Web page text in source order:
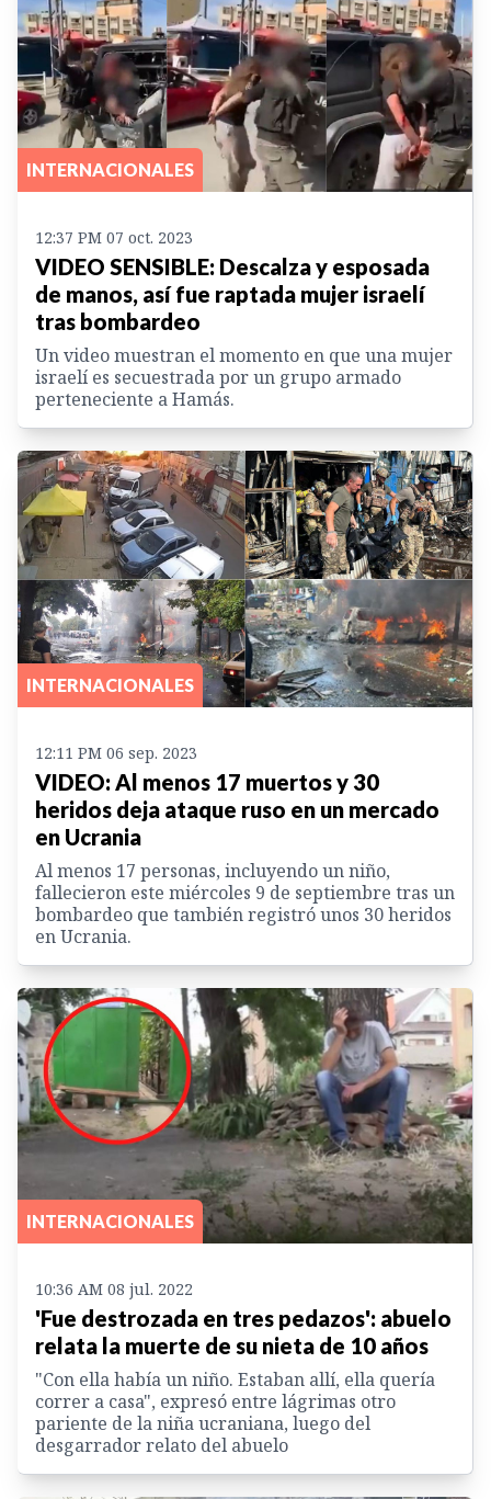
INTERNACIONALES
12:37 PM 07 oct. 2023
VIDEO SENSIBLE: Descalza y esposada
de manos, así fue raptada mujer israelí
tras bombardeo
Un video muestran el momento en que una mujer
israelí es secuestrada por un grupo armado
perteneciente a Hamás.
INTERNACIONALES
12:11 PM 06 sep. 2023
VIDEO: Al menos 17 muertos y 30
heridos deja ataque ruso en un mercado
en Ucrania
Al menos 17 personas, incluyendo un niño,
fallecieron este miércoles 9 de septiembre tras un
bombardeo que también registró unos 30 heridos
en Ucrania.
INTERNACIONALES
10:36 AM 08 jul. 2022
'Fue destrozada en tres pedazos': abuelo
relata la muerte de su nieta de 10 años
"Con ella había un niño. Estaban allí, ella quería
correr a casa", expresó entre lágrimas otro
pariente de la niña ucraniana, luego del
desgarrador relato del abuelo